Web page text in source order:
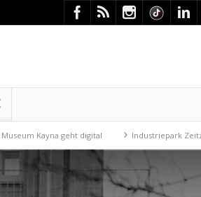
digital Industriepark Zeitz auf gutem Weg